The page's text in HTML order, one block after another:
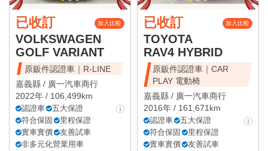
已收訂 加入比較
VOLKSWAGEN
GOLF VARIANT
原鈑件認證車｜R-LINE
嘉義縣 / 廣一汽車商行
2022年 / 106,499km
認證車
五大保證
符合保固
里程保證
實車實價
友善試車
非多元化營業用車
已收訂 加入比較
TOYOTA
RAV4 HYBRID
原鈑件認證車｜CAR
PLAY 電動椅
嘉義縣 / 廣一汽車商行
2016年 / 161,671km
認證車
五大保證
符合保固
里程保證
實車實價
友善試車